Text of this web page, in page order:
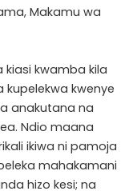
Makamu wa
kiasi kwamba kila
kwenye
anakutana na
Ndio maana
ikiwa ni pamoja
mahakamani
hizo kesi; na